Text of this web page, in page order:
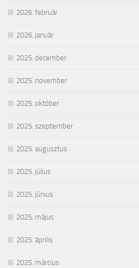
2026. február
2026. január
2025. december
2025. november
2025. október
2025. szeptember
2025. augusztus
2025. július
2025. június
2025. május
2025. április
2025. március